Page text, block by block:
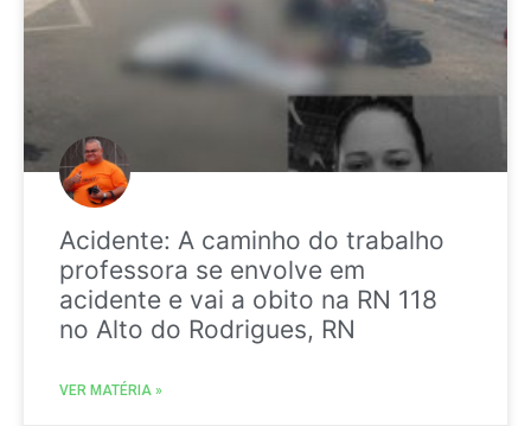
Acidente: A caminho do trabalho
professora se envolve em
acidente e vai a obito na RN 118
no Alto do Rodrigues, RN
VER MATÉRIA »